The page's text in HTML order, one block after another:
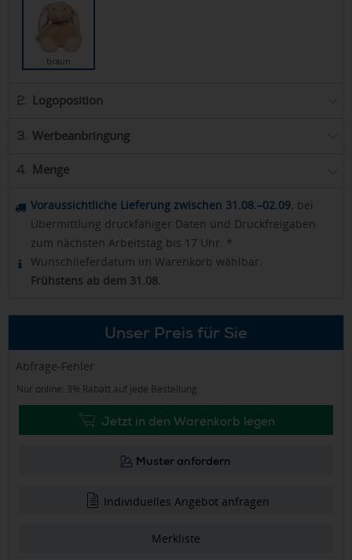
braun
2. Logoposition
3. Werbeanbringung
4. Menge
Voraussichtliche Lieferung zwischen 31.08.–02.09. bei
Übermittlung druckfähiger Daten und Druckfreigaben
zum nächsten Arbeitstag bis 17 Uhr. *
Wunschlieferdatum im Warenkorb wählbar.
Frühstens ab dem 31.08.
Unser Preis für Sie
Abfrage-Fehler
Nur online: 3% Rabatt auf jede Bestellung
Jetzt in den Warenkorb legen
Muster anfordern
Individuelles Angebot anfragen
Merkliste